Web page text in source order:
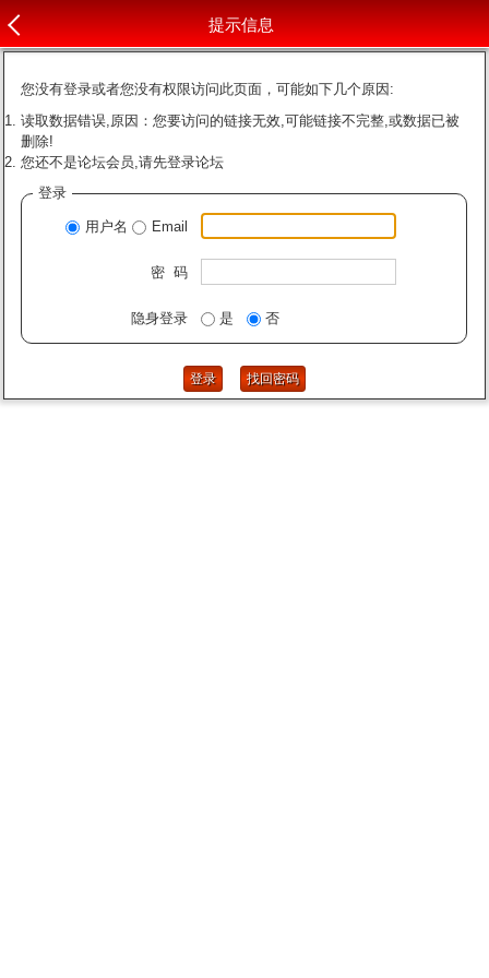
提示信息
您没有登录或者您没有权限访问此页面，可能如下几个原因:
读取数据错误,原因：您要访问的链接无效,可能链接不完整,或数据已被
删除!
您还不是论坛会员,请先登录论坛
登录
用户名 Email
密 码
隐身登录 是 否